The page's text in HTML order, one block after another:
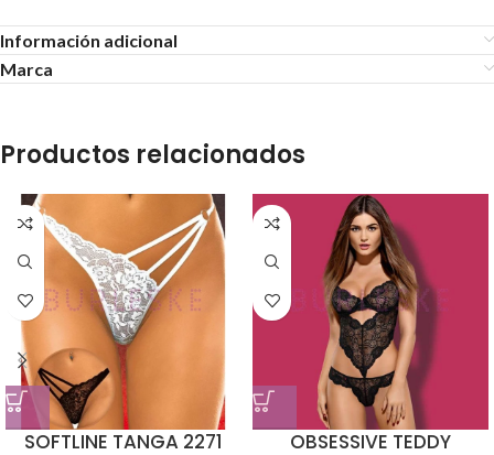
Información adicional
Marca
Productos relacionados
SOFTLINE TANGA 2271
OBSESSIVE TEDDY